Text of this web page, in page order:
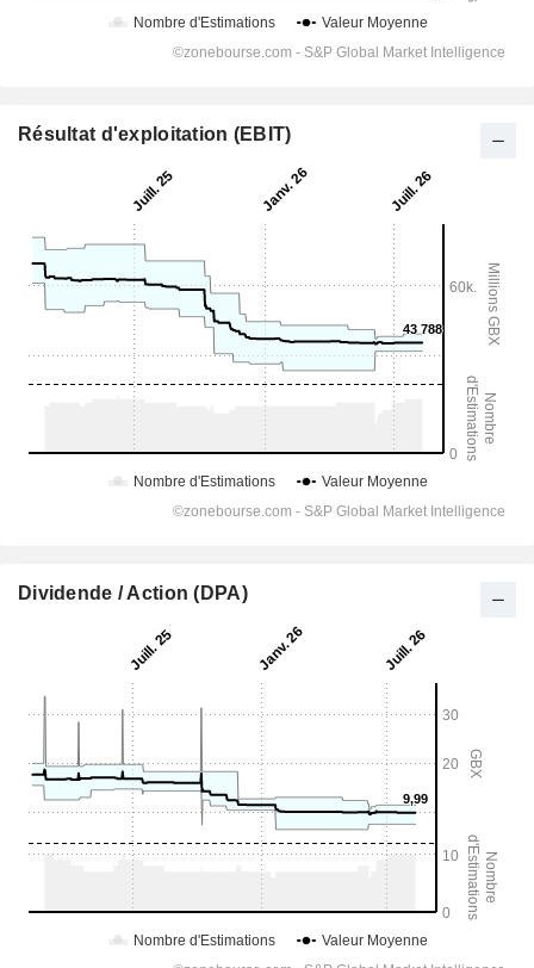
Résultat d'exploitation (EBIT)
Dividende / Action (DPA)